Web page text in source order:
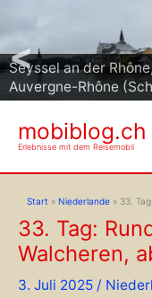
Seyssel an der
Auvergne-Rhône
<
mobiblog.ch
Erlebnisse mit dem Reisemobil
Start Niederlande 33.
33. Tag:
Walcheren,
3. Juli 2025 /